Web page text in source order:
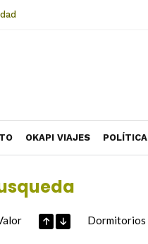
OKAPI VIAJES POLÍTICA
Dormitorios